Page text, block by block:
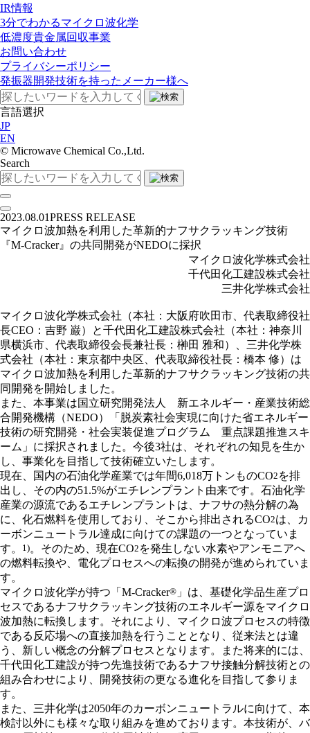
IR情報
3分でわかるマイクロ波化学
低濃度貴金属回収事業​
お問い合わせ
プライバシーポリシー
発振器開発技術を持ったメーカー様へ
言語選択
JP
EN
©︎ Microwave Chemical Co.,Ltd.
Search
2023.08.01PRESS RELEASE
マイクロ波加熱を利用した革新的ナフサクラッキング技術
『M-Cracker』の共同開発がNEDOに採択
マイクロ波化学株式会社
千代田化工建設株式会社
三井化学株式会社
マイクロ波化学株式会社（本社：大阪府吹田市、代表取締役社
長CEO：吉野 巌）と千代田化工建設株式会社（本社：神奈川
県横浜市、代表取締役会長兼社長：榊󠄀田 雅和）、三井化学株
式会社（本社：東京都中央区、代表取締役社長：橋本 修）は
マイクロ波加熱を利用した革新的ナフサクラッキング技術の共
同開発を開始しました。
また、本事業は国立研究開発法人 新エネルギー・産業技術総
合開発機構（NEDO）「脱炭素社会実現に向けた省エネルギー
技術の研究開発・社会実装促進プログラム 重点課題推進スキ
ーム」に採択されました。今後3社は、それぞれの知見を生か
し、事業化を目指して技術確立いたします。
現在、国内の石油化学産業では年間6,018万トンものCO2 を排
出し、その内の51.5%がエチレンプラント由来です。石油化学
産業の源流であるエチレンプラントは、ナフサの熱分解の為
に、化石燃料を使用しており、そこから排出されるCO2は、カ
ーボンニュートラル達成に向けての課題の一つとなっていま
す。
1)。そのため、現在CO2 を発生しない水素やアンモニアへ
の燃料転換や、電化プロセスへの転換の開発が進められていま
す。
マイクロ波化学が持つ「M-Cracker®︎ 」は、基礎化学品生産プロ
セスであるナフサクラッキング技術のエネルギー源をマイクロ
波加熱に転換します。それにより、マイクロ波プロセスの特徴
である反応場への直接加熱を行うこととなり、従来法とは違
う、新しい概念の分解プロセスとなります。また将来的には、
千代田化工建設が持つ先進技術であるナフサ接触分解技術との
組み合わせにより、開発技術の更なる進化を目指して参りま
す。
また、三井化学は2050年のカーボンニュートラルに向けて、本
検討以外にも様々な取り組みを進めております。本技術が、バ